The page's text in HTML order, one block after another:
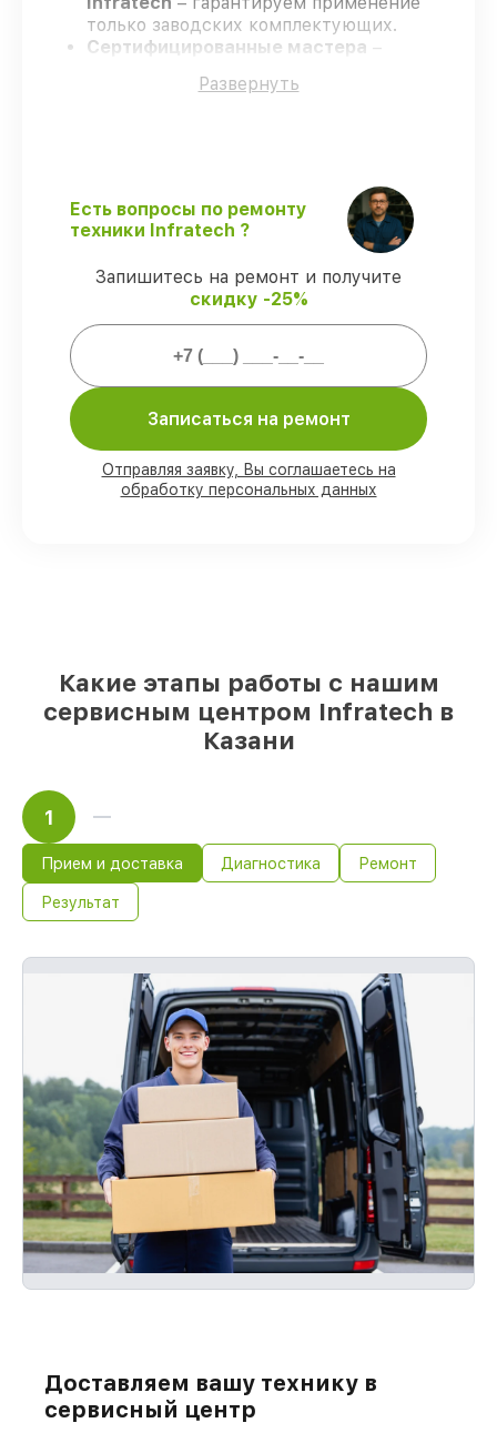
только заводских комплектующих.
Сертифицированные мастера –
гарантирует качество выполняемых
Поддержка после ремонта
– все
работы и запчасти защищены
официальной гарантией Infratech.
Мы гарантируем:
присутствии
деталей Infratech есть в наличии в
остальные доставляются быстро
Подлинные запчасти Infratech и
Развернуть
Есть вопросы по ремонту
техники Infratech ?
Запишитесь на ремонт и получите
скидку -25%
Записаться на ремонт
Отправляя заявку, Вы соглашаетесь на
обработку персональных данных
Какие этапы работы с нашим
сервисным центром Infratech в
Казани
1
Прием и доставка Диагностика Ремонт
Результат
Доставляем вашу технику в
сервисный центр